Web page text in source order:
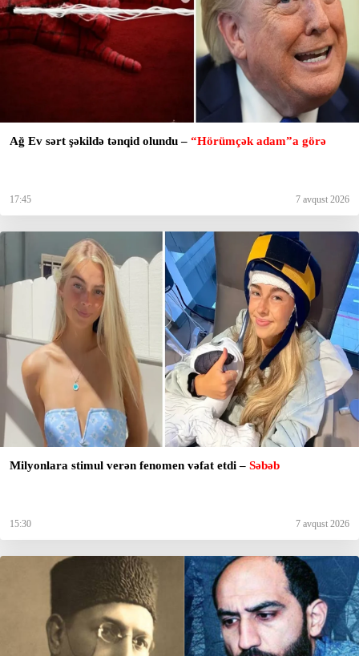
Ağ Ev sərt şəkildə tənqid olundu – “Hörümçək adam”a görə
17:45 7 avqust 2026
Milyonlara stimul verən fenomen vəfat etdi – Səbəb
15:30 7 avqust 2026